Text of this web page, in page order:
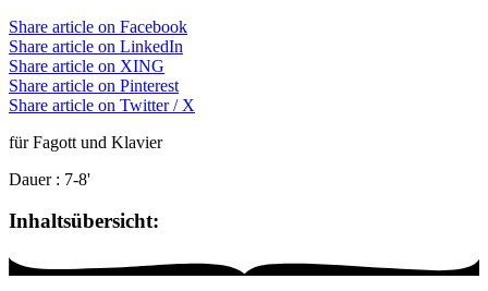
Share article on Facebook
Share article on LinkedIn
Share article on XING
Share article on Pinterest
Share article on Twitter / X
für Fagott und Klavier
Dauer : 7-8'
Inhaltsübersicht: